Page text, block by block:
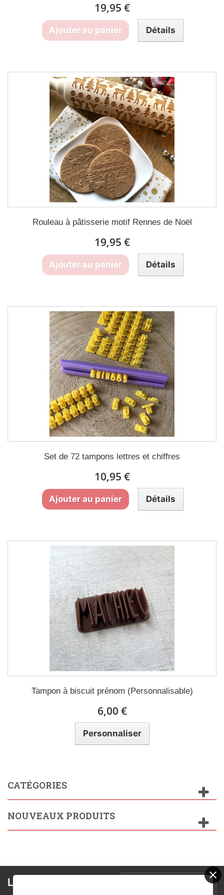
19,95 €
Ajouter au panier Détails
Rouleau à pâtisserie motif Rennes de Noël
19,95 €
Ajouter au panier Détails
Set de 72 tampons lettres et chiffres
10,95 €
Ajouter au panier Détails
Tampon à biscuit prénom (Personnalisable)
6,00 €
Personnaliser
CATÉGORIES
NOUVEAUX PRODUITS
Lettre d'informations